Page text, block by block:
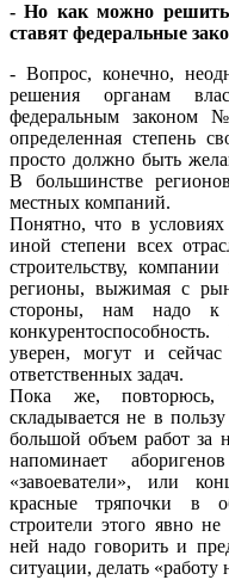
- Но как можно решить
ставят федеральные
- Вопрос, конечно,
решения органам
федеральным законом
определенная степень
просто должно быть
В большинстве
местных компаний.
Понятно, что в
иной степени всех
строительству,
регионы, выжимая с
стороны, нам надо к
уверен, могут и
ответственных задач.
Пока же, повторюсь,
складывается не в
большой объем работ за
напоминает
«завоеватели», или
красные тряпочки в
строители этого явно
ней надо говорить и
ситуации, делать